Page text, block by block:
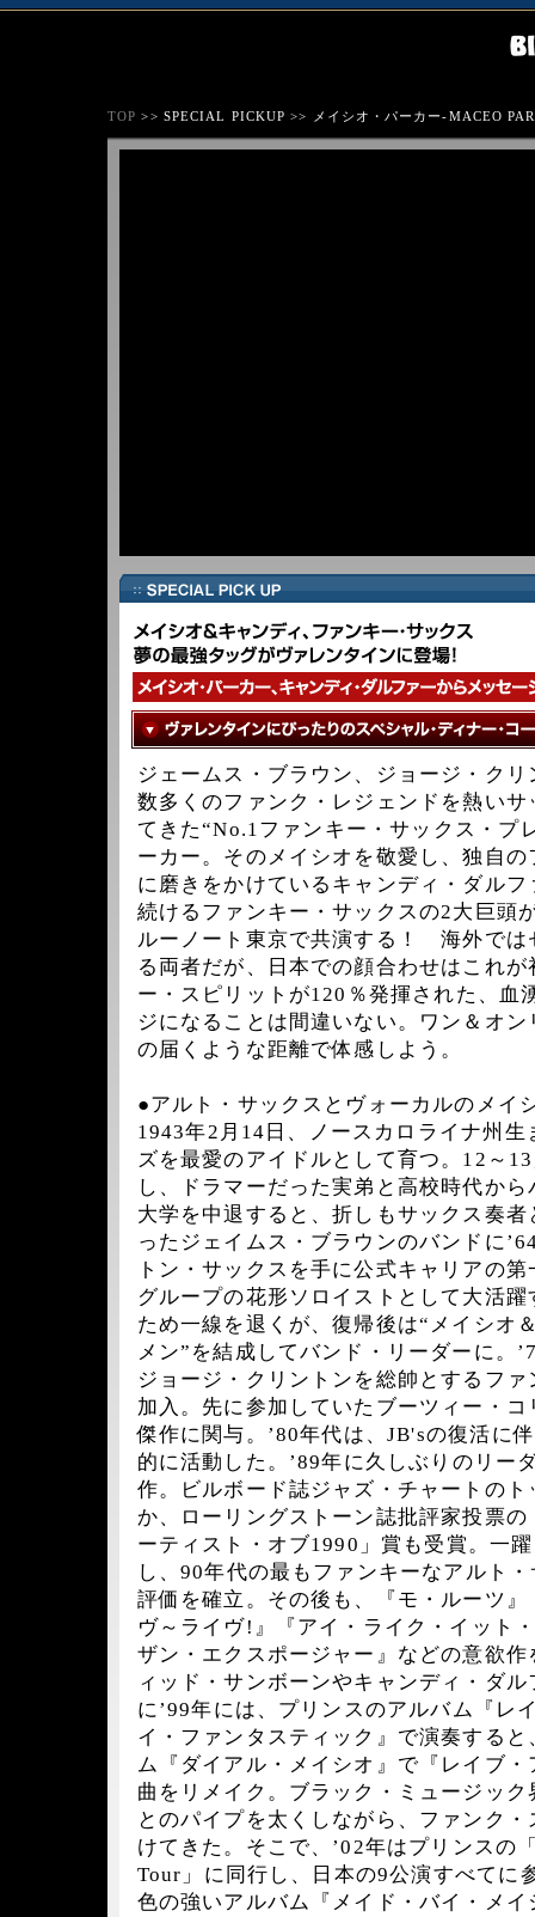
TOP >> SPECIAL PICKUP >> メイシオ・パーカー-MACEO
ジェームス・ブラウン、ジョージ・ク
数多くのファンク・レジェンドを熱い
てきた“No.1ファンキー・サックス・プ
ーカー。そのメイシオを敬愛し、独自
に磨きをかけているキャンディ・ダル
続けるファンキー・サックスの2大巨頭
ルーノート東京で共演する！ 海外では
る両者だが、日本での顔合わせはこれ
ー・スピリットが120％発揮された、血
ジになることは間違いない。ワン＆オ
の届くような距離で体感しよう。
●アルト・サックスとヴォーカルのメイ
1943年2月14日、ノースカロライナ州
ズを最愛のアイドルとして育つ。12～
し、ドラマーだった実弟と高校時代か
大学を中退すると、折しもサックス奏
ったジェイムス・ブラウンのバンドに
トン・サックスを手に公式キャリアの
グループの花形ソロイストとして大活
ため一線を退くが、復帰後は“メイシオ
メン”を結成してバンド・リーダーに。
ジョージ・クリントンを総帥とするフ
加入。先に参加していたブーツィー・
傑作に関与。’80年代は、JB'sの復活に
的に活動した。’89年に久しぶりのリー
作。ビルボード誌ジャズ・チャートの
か、ローリングストーン誌批評家投票
ーティスト・オブ1990」賞も受賞。一
し、90年代の最もファンキーなアルト
評価を確立。その後も、『モ・ルーツ
ヴ～ライヴ!』『アイ・ライク・イット
ザン・エクスポージャー』などの意欲
ィッド・サンボーンやキャンディ・ダ
に’99年には、プリンスのアルバム『レ
イ・ファンタスティック』で演奏する
ム『ダイアル・メイシオ』で『レイブ
曲をリメイク。ブラック・ミュージッ
とのパイプを太くしながら、ファンク
けてきた。そこで、’02年はプリンスの
Tour」に同行し、日本の9公演すべてに
色の強いアルバム『メイド・バイ・メ